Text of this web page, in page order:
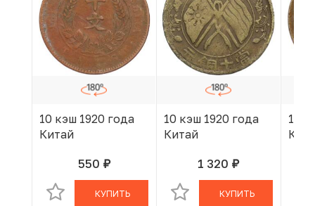
10 кэш 1920 года
Китай
550 руб.
В КОРЗИНЕ
КУПИТЬ
10 кэш 1920 года
Китай
1 320 руб.
В КОРЗИНЕ
КУПИТЬ
10